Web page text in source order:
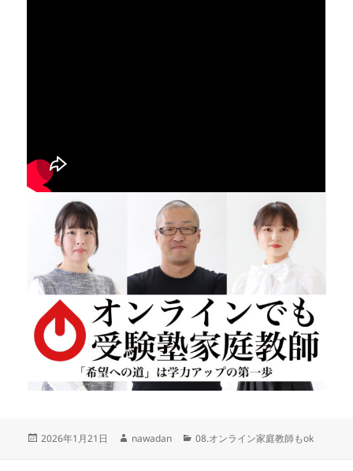
投
2026年1月21日
作
nawadan
カ
08.オンライン家庭教師もok